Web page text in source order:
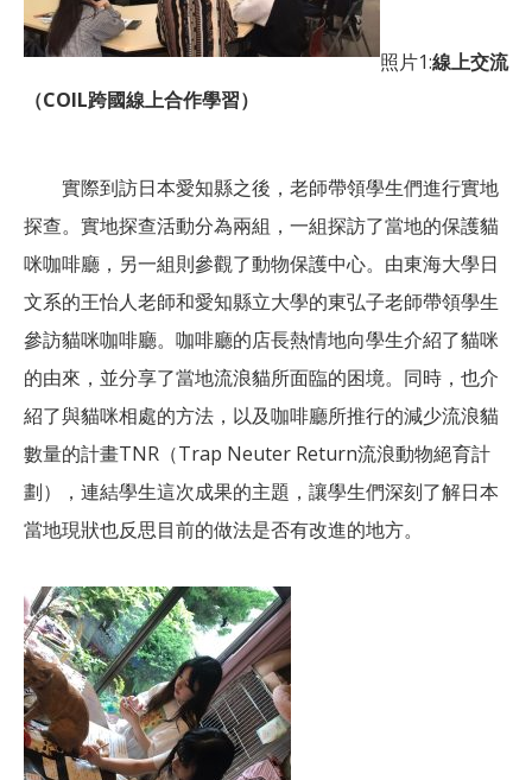
照片1:線上交流
（COIL跨國線上合作學習）
實際到訪日本愛知縣之後，老師帶領學生們進行實地
探查。實地探查活動分為兩組，一組探訪了當地的保護貓
咪咖啡廳，另一組則參觀了動物保護中心。由東海大學日
文系的王怡人老師和愛知縣立大學的東弘子老師帶領學生
參訪貓咪咖啡廳。咖啡廳的店長熱情地向學生介紹了貓咪
的由來，並分享了當地流浪貓所面臨的困境。同時，也介
紹了與貓咪相處的方法，以及咖啡廳所推行的減少流浪貓
數量的計畫TNR（Trap Neuter Return流浪動物絕育計
劃），連結學生這次成果的主題，讓學生們深刻了解日本
當地現狀也反思目前的做法是否有改進的地方。